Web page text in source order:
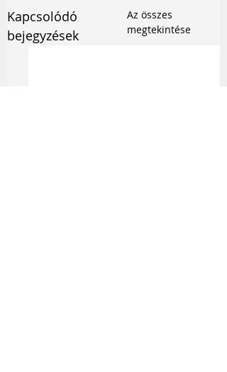
Kapcsolódó
bejegyzések
Az összes
megtekintése